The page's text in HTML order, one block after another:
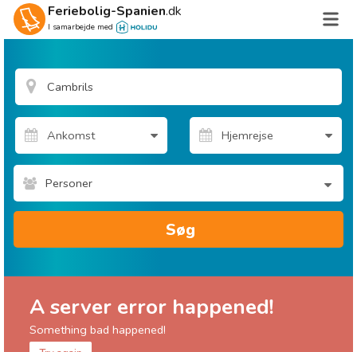
Feriebolig-Spanien.dk
I samarbejde med
Personer
Søg
A server error happened!
Something bad happened!